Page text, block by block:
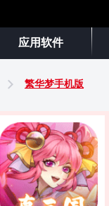
应用软件
繁华梦手机版